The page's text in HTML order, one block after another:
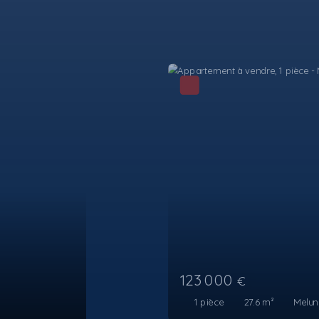
189 000
2pièces 45.75 m²